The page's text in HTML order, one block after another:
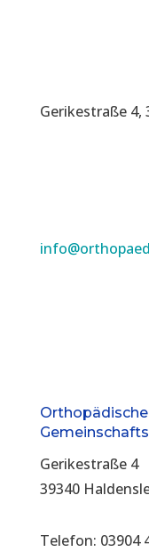
Gerikestraße 4,
Orthopädische
Gerikestraße 4
39340
Telefon: 03904